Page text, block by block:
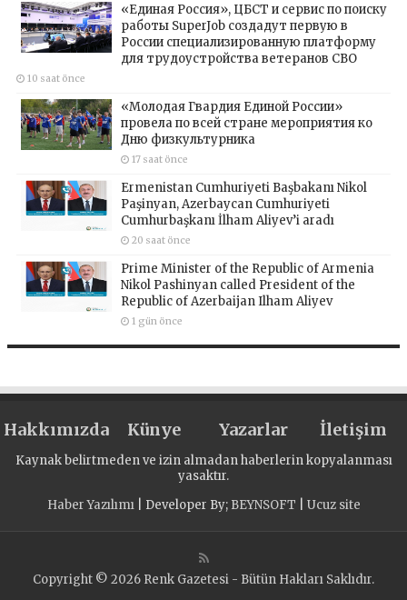
«Единая Россия», ЦБСТ и сервис по поиску
работы SuperJob создадут первую в
России специализированную платформу
для трудоустройства ветеранов СВО
10 saat önce
«Молодая Гвардия Единой России»
провела по всей стране мероприятия ко
Дню физкультурника
17 saat önce
Ermenistan Cumhuriyeti Başbakanı Nikol
Paşinyan, Azerbaycan Cumhuriyeti
Cumhurbaşkanı İlham Aliyev’i aradı
20 saat önce
Prime Minister of the Republic of Armenia
Nikol Pashinyan called President of the
Republic of Azerbaijan Ilham Aliyev
1 gün önce
Hakkımızda Künye Yazarlar İletişim
Kaynak belirtmeden ve izin almadan haberlerin kopyalanması
yasaktır.
Haber Yazılımı| Developer By; BEYNSOFT Ucuz site
Copyright © 2026 Renk Gazetesi - Bütün Hakları Saklıdır.